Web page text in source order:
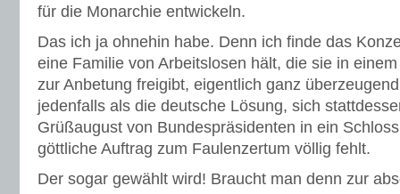
für die Monarchie entwickeln.
Das ich ja ohnehin habe. Denn ich finde das
eine Familie von Arbeitslosen hält, die sie in
zur Anbetung freigibt, eigentlich ganz
jedenfalls als die deutsche Lösung, sich
Grüßaugust von Bundespräsidenten in ein
göttliche Auftrag zum Faulenzertum völlig fehlt.
Der sogar gewählt wird! Braucht man denn zur